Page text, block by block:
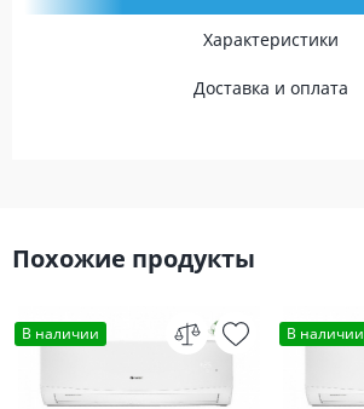
Характеристики
Доставка и оплата
Похожие продукты
В наличии В наличии